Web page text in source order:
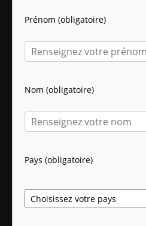
Prénom (obligatoire)
Nom (obligatoire)
Pays (obligatoire)